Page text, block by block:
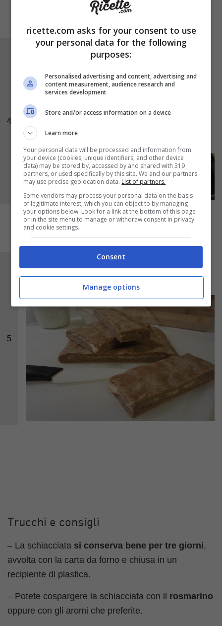
4
Coprite la crescenza con l’altra parte
trasferite in una teglia rivestita con la carta da
forno. Schiacciate l’impasto con le dita,
e condite con l’olio. Infornatea 200 °C per 25
minuti
fredda.
5
Ed ecco una foto della schiacciata integrale
ripiena di crescenza pronta per essere gustata:
Trucchi e consigli
– La schiacciata si conserva bene per tre giorni,
avvolta con la carta da forno e chiusa in un
recipiente di plastica.
– Potete cospargere la schiacciata con il rosmarino
oppure con gli aromi che preferite.
ricette.com asks for your consent to use
your personal data for the following
purposes:
Personalised advertising and content, advertising and
content measurement, audience research and
services development
Store and/or access information on a device
Learn more
Your personal data will be processed and information from
your device (cookies, unique identifiers, and other device
data) may be stored by, accessed by and shared with 319
partners, or used specifically by this site. We and our partners
may use precise geolocation data. List of partners.
Some vendors may process your personal data on the basis
of legitimate interest, which you can object to by managing
your options below. Look for a link at the bottom of this page
or in the site menu to manage or withdraw consent in privacy
and cookie settings.
Consent
Manage options